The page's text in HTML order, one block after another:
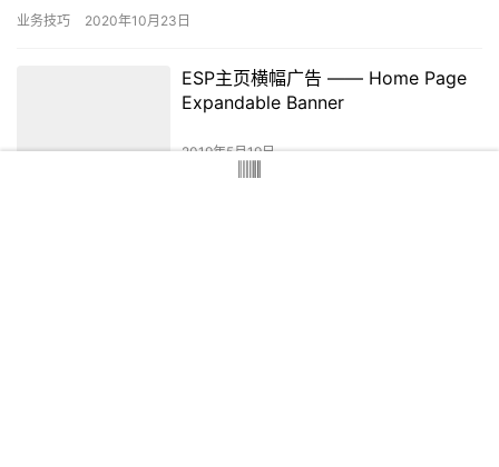
业务技巧 2020年10月23日
ESP主页横幅广告 —— Home Page
Expandable Banner
2019年5月19日